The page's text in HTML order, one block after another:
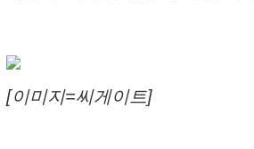
[이미지=씨게이트]